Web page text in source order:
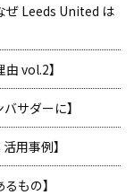
ぜ Leeds United は
vol.2】
サダーに】
用事例】
もの】